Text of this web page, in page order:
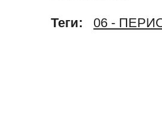
Теги: 06 -